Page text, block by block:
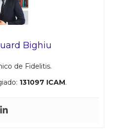
Bighiu
de Fidelitis.
131097 ICAM.